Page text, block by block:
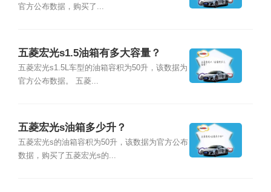
官方公布数据，购买了...
五菱宏光s1.5油箱有多大容量？
五菱宏光s1.5L车型的油箱容积为50升，该数据为
官方公布数据。 五菱...
五菱宏光s油箱多少升？
五菱宏光s的油箱容积为50升，该数据为官方公布
数据，购买了五菱宏光s的...